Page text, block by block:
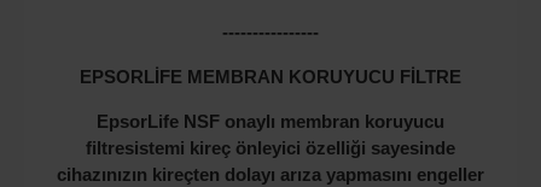
----------------
EPSORLİFE MEMBRAN KORUYUCU FİLTRE
EpsorLife NSF onaylı membran koruyucu
filtresistemi kireç önleyici özelliği sayesinde
cihazınızın kireçten dolayı arıza yapmasını engeller